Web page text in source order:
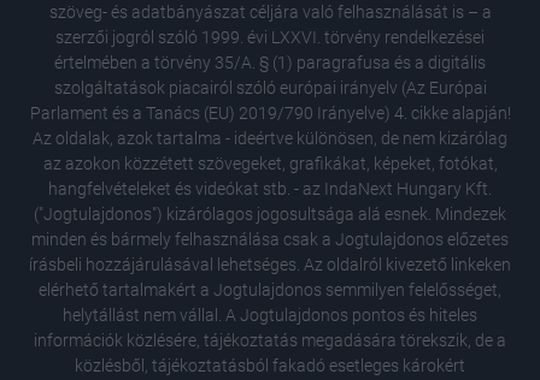
ezzel
szöveg- és adatbányászat céljára való felhasználását is – a
szerzői jogról szóló 1999. évi LXXVI. törvény rendelkezései
értelmében a törvény 35/A. § (1) paragrafusa és a digitális
szolgáltatások piacairól szóló európai irányelv (Az Európai
Parlament és a Tanács (EU) 2019/790 Irányelve) 4. cikke alapján!
Az oldalak, azok tartalma - ideértve különösen, de nem kizárólag
az azokon közzétett szövegeket, grafikákat, képeket, fotókat,
hangfelvételeket és videókat stb. - az IndaNext Hungary Kft.
("Jogtulajdonos") kizárólagos jogosultsága alá esnek. Mindezek
minden és bármely felhasználása csak a Jogtulajdonos előzetes
írásbeli hozzájárulásával lehetséges. Az oldalról kivezető linkeken
elérhető tartalmakért a Jogtulajdonos semmilyen felelősséget,
helytállást nem vállal. A Jogtulajdonos pontos és hiteles
információk közlésére, tájékoztatás megadására törekszik, de a
közlésből, tájékoztatásból fakadó esetleges károkért